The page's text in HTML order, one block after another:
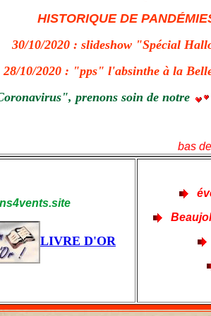
HISTORIQUE DE
30/10/2020 : slideshow "Spécial
28/10/2020 : "pps" l'absinthe à la
prenons soin de notre
bas
LIVRE D'OR